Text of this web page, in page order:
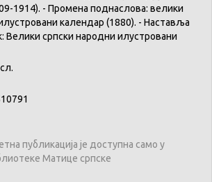
1914). - Промена поднаслова: велики
календар (1880). - Наставља
Велики српски народни илустровани
публикација је доступна само у
Матице српске